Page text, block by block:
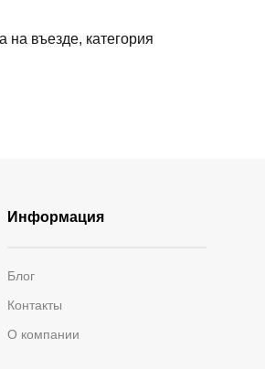
на въезде, категория
Информация
Блог
Контакты
О компании